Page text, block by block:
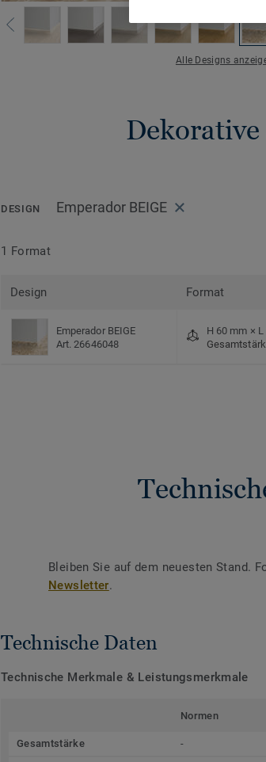
Alle Designs
DESIGN Emperador BEIGE
1 Format
Design Format
Emperador BEIGE
Art. 26646048
H 60 mm × L
Bleiben Sie auf dem neuesten Stand.
Newsletter.
Technische Daten
Technische Merkmale & Leistungsmerkmale
Normen
Gesamtstärke -